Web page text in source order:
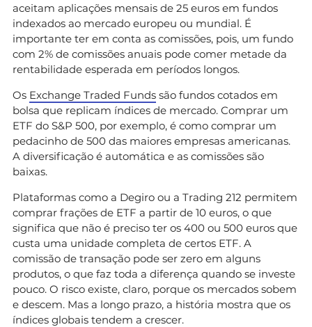
aceitam aplicações mensais de 25 euros em fundos
indexados ao mercado europeu ou mundial. É
importante ter em conta as comissões, pois, um fundo
com 2% de comissões anuais pode comer metade da
rentabilidade esperada em períodos longos.
Os Exchange Traded Funds são fundos cotados em
bolsa que replicam índices de mercado. Comprar um
ETF do S&P 500, por exemplo, é como comprar um
pedacinho de 500 das maiores empresas americanas.
A diversificação é automática e as comissões são
baixas.
Plataformas como a Degiro ou a Trading 212 permitem
comprar frações de ETF a partir de 10 euros, o que
significa que não é preciso ter os 400 ou 500 euros que
custa uma unidade completa de certos ETF. A
comissão de transação pode ser zero em alguns
produtos, o que faz toda a diferença quando se investe
pouco. O risco existe, claro, porque os mercados sobem
e descem. Mas a longo prazo, a história mostra que os
índices globais tendem a crescer.